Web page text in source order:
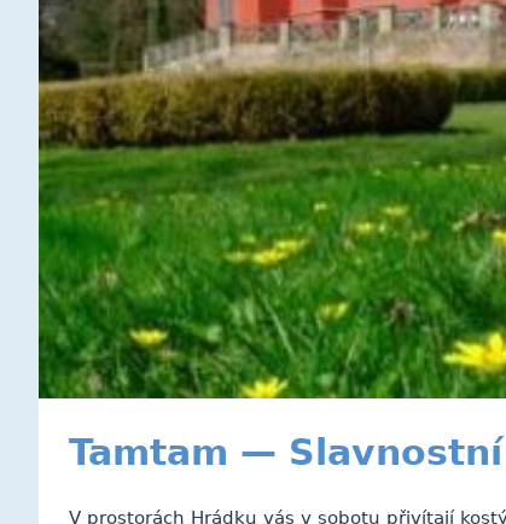
Tamtam —
V prostorách Hrádku vás v sobotu přivítají